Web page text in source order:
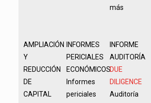
más
AMPLIACIÓN
Y
REDUCCIÓN
DE
CAPITAL
INFORMES
PERICIALES
ECONÓMICOS
Informes
periciales
INFORME
AUDITORÍA
DUE
DILIGENCE
Auditoría